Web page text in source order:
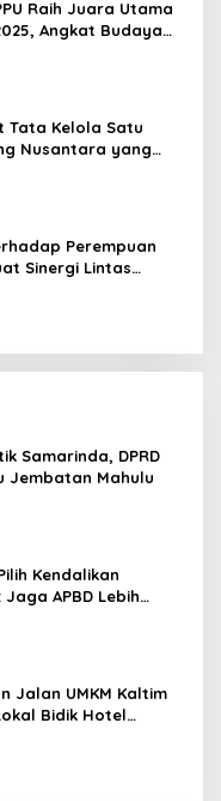
Raih Juara Utama
Angkat Budaya
Tata Kelola Satu
Nusantara yang
Perempuan
Sinergi Lintas
Samarinda, DPRD
Jembatan Mahulu
Kendalikan
APBD Lebih
Jalan UMKM Kaltim
Bidik Hotel